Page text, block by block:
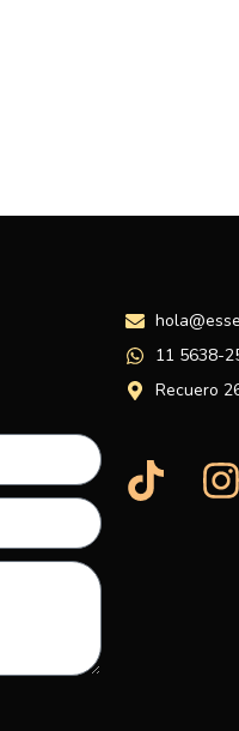
11 5638-
Recuero